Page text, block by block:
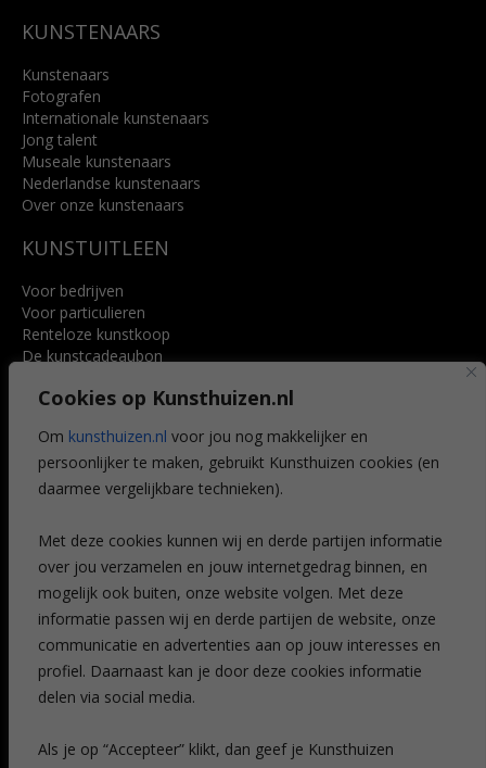
Cookies op Kunsthuizen.nl
Om kunsthuizen.nl voor jou nog makkelijker en
persoonlijker te maken, gebruikt Kunsthuizen cookies (en
daarmee vergelijkbare technieken).
Met deze cookies kunnen wij en derde partijen informatie
over jou verzamelen en jouw internetgedrag binnen, en
mogelijk ook buiten, onze website volgen. Met deze
informatie passen wij en derde partijen de website, onze
communicatie en advertenties aan op jouw interesses en
profiel. Daarnaast kan je door deze cookies informatie
delen via social media.
Als je op “Accepteer” klikt, dan geef je Kunsthuizen
KUNSTENAARS
Kunstenaars
Fotografen
Internationale kunstenaars
Jong talent
Museale kunstenaars
Nederlandse kunstenaars
Over onze kunstenaars
KUNSTUITLEEN
Voor bedrijven
Voor particulieren
Renteloze kunstkoop
De kunstcadeaubon
Voordelen
Veelgestelde vragen
CONTACT
Leiden
Amsterdam
Breda
Favorieten
Mijn art alert
NIEUWSBRIEF